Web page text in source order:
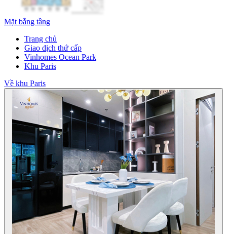
Mặt bằng tầng
Trang chủ
Giao dịch thứ cấp
Vinhomes Ocean Park
Khu Paris
Về khu Paris